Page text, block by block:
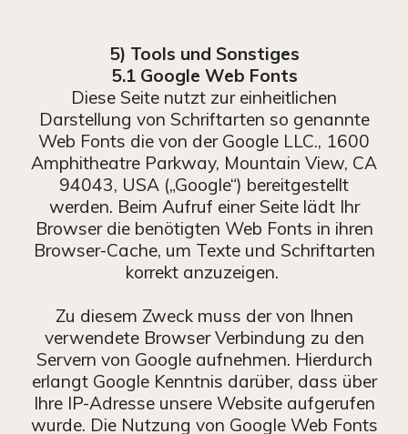
5) Tools und Sonstiges
5.1 Google Web Fonts
Diese Seite nutzt zur einheitlichen
Darstellung von Schriftarten so genannte
Web Fonts die von der Google LLC., 1600
Amphitheatre Parkway, Mountain View, CA
94043, USA („Google“) bereitgestellt
werden. Beim Aufruf einer Seite lädt Ihr
Browser die benötigten Web Fonts in ihren
Browser-Cache, um Texte und Schriftarten
korrekt anzuzeigen.
Zu diesem Zweck muss der von Ihnen
verwendete Browser Verbindung zu den
Servern von Google aufnehmen. Hierdurch
erlangt Google Kenntnis darüber, dass über
Ihre IP-Adresse unsere Website aufgerufen
wurde. Die Nutzung von Google Web Fonts